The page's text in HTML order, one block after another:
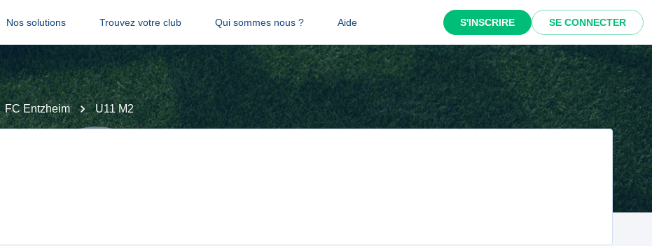
Nos solutions Trouvez votre club Qui sommes nous ? Aide S'INSCRIRE SE CONNECTER
FC Entzheim U11 M2